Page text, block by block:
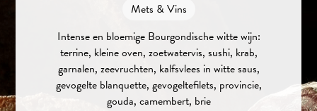
Mets & Vins
Intense en bloemige Bourgondische witte wijn:
terrine, kleine oven, zoetwatervis, sushi, krab,
garnalen, zeevruchten, kalfsvlees in witte saus,
gevogelte blanquette, gevogeltefilets, provincie,
gouda, camembert, brie